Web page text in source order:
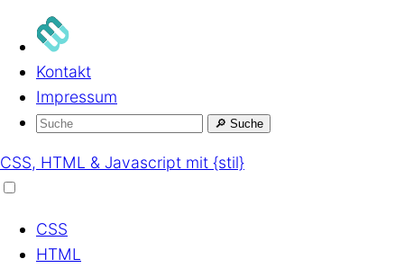
Kontakt
Impressum
🔎 Suche
CSS, HTML & Javascript mit {stil}
CSS
HTML